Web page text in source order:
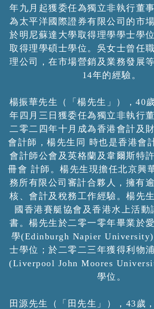
年九月起獲委任為獨立非執行董
為太平洋國際證券有限公司的市
於明尼蘇達大學取得理學學士學
取得理學碩士學位。吳女士曾任
理公司，在市場營銷及業務發展
14年的經驗。
楊振華先生（「楊先生」），40
年四月三日獲委任為獨立非執行
二零二四年十月成為香港會計及
會計師，楊先生同 時也是香港會
會計師公會及英格蘭及韋爾斯特
冊會 計師。楊先生現擔任北京興
務所有限公司審計合夥人，擁有
核、會計及稅務工作經驗。楊先
國香港賽艇協會及香港水上活動
書。楊先生於二零一零年畢業於
學(Edinburgh Napier
士學位；於二零二三年獲得利物
(Liverpool John Moores
學位。
田源先生（「田先生」），43歲